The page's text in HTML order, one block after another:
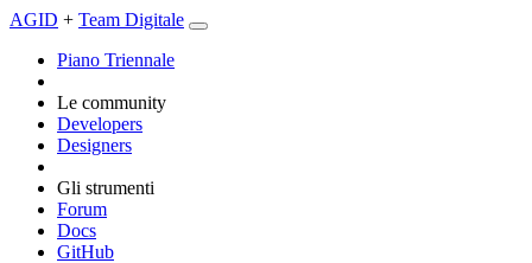
AGID + Team Digitale
Piano Triennale
Le community
Developers
Designers
Gli strumenti
Forum
Docs
GitHub